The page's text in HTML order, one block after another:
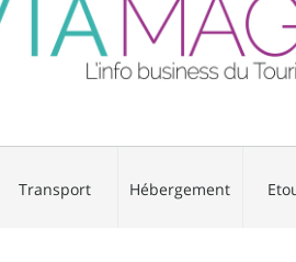
Transport Hébergement